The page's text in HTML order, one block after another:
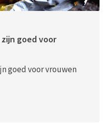
goed voor
goed voor vrouwen